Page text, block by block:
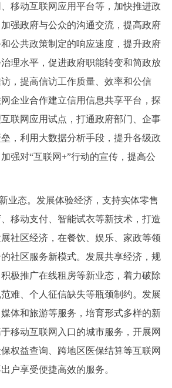
移动互联网应用平台等，加快推进政
强政府与公众的沟通交流，提高政府
公共政策制定的响应速度，提升政府
理水平，促进政府职能转变和简政放
，提高信访工作质量、效率和公信
企业合作建立信用信息共享平台，探
联网应用试点，打通政府部门、企事
，利用大数据分析手段，提升各级政
强对“互联网+”行动的宣传，提高公
态。发展体验经济，支持实体零售
移动支付、智能试衣等新技术，打造
社区经济，在餐饮、娱乐、家政等领
社区服务新模式。发展共享经济，规
极推广在线租房等新业态，着力破除
难、个人征信缺失等瓶颈制约。发展
体和旅游等服务，培育形式多样的新
移动互联网入口的城市服务，开展网
保权益查询、跨地区医保结算等互联网
户享受便捷高效的服务。